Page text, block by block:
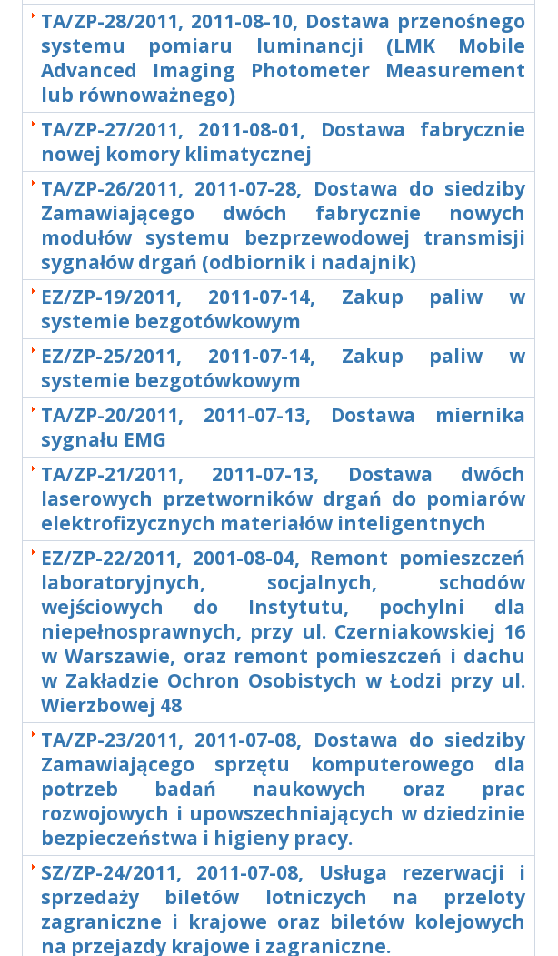
TA/ZP-28/2011, 2011-08-10, Dostawa przenośnego
systemu pomiaru luminancji (LMK Mobile
Advanced Imaging Photometer Measurement
lub równoważnego)
TA/ZP-27/2011, 2011-08-01, Dostawa fabrycznie
nowej komory klimatycznej
TA/ZP-26/2011, 2011-07-28, Dostawa do siedziby
Zamawiającego dwóch fabrycznie nowych
modułów systemu bezprzewodowej transmisji
sygnałów drgań (odbiornik i nadajnik)
EZ/ZP-19/2011, 2011-07-14, Zakup paliw w
systemie bezgotówkowym
EZ/ZP-25/2011, 2011-07-14, Zakup paliw w
systemie bezgotówkowym
TA/ZP-20/2011, 2011-07-13, Dostawa miernika
sygnału EMG
TA/ZP-21/2011, 2011-07-13, Dostawa dwóch
laserowych przetworników drgań do pomiarów
elektrofizycznych materiałów inteligentnych
EZ/ZP-22/2011, 2001-08-04, Remont pomieszczeń
laboratoryjnych, socjalnych, schodów
wejściowych do Instytutu, pochylni dla
niepełnosprawnych, przy ul. Czerniakowskiej 16
w Warszawie, oraz remont pomieszczeń i dachu
w Zakładzie Ochron Osobistych w Łodzi przy ul.
Wierzbowej 48
TA/ZP-23/2011, 2011-07-08, Dostawa do siedziby
Zamawiającego sprzętu komputerowego dla
potrzeb badań naukowych oraz prac
rozwojowych i upowszechniających w dziedzinie
bezpieczeństwa i higieny pracy.
SZ/ZP-24/2011, 2011-07-08, Usługa rezerwacji i
sprzedaży biletów lotniczych na przeloty
zagraniczne i krajowe oraz biletów kolejowych
na przejazdy krajowe i zagraniczne.